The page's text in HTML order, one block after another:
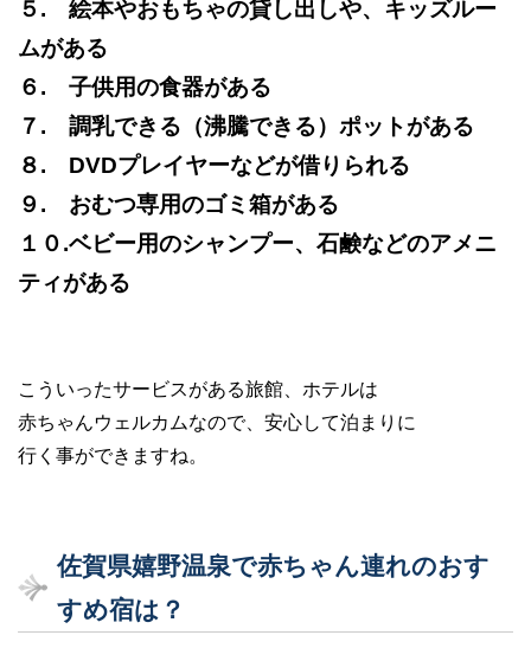
５. 絵本やおもちゃの貸し出しや、キッズルー
ムがある
６. 子供用の食器がある
７. 調乳できる（沸騰できる）ポットがある
８. DVDプレイヤーなどが借りられる
９. おむつ専用のゴミ箱がある
１０.ベビー用のシャンプー、石鹸などのアメニ
ティがある
こういったサービスがある旅館、ホテルは
赤ちゃんウェルカムなので、安心して泊まりに
行く事ができますね。
佐賀県嬉野温泉で赤ちゃん連れのおす
すめ宿は？